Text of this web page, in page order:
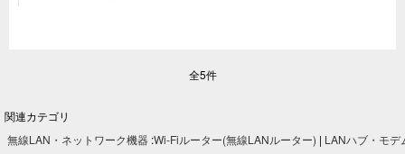
全5件
関連カテゴリ
無線LAN・ネットワーク機器 :Wi-Fiルーター(無線LANルーター) | LANハブ・モデ